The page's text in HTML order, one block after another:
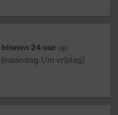
binnen 24 uur op
t/m vrijdag)